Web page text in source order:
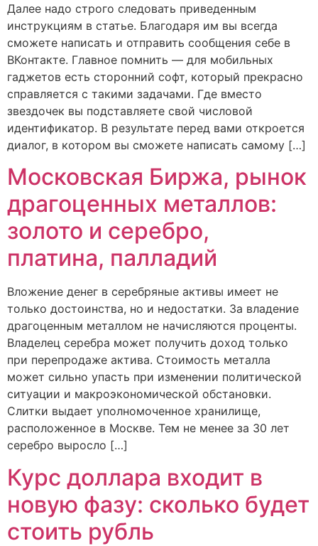
Далее надо строго следовать приведенным
инструкциям в статье. Благодаря им вы всегда
сможете написать и отправить сообщения себе в
ВКонтакте. Главное помнить — для мобильных
гаджетов есть сторонний софт, который прекрасно
справляется с такими задачами. Где вместо
звездочек вы подставляете свой числовой
идентификатор. В результате перед вами откроется
диалог, в котором вы сможете написать самому […]
Московская Биржа, рынок
драгоценных металлов:
золото и серебро,
платина, палладий
Вложение денег в серебряные активы имеет не
только достоинства, но и недостатки. За владение
драгоценным металлом не начисляются проценты.
Владелец серебра может получить доход только
при перепродаже актива. Стоимость металла
может сильно упасть при изменении политической
ситуации и макроэкономической обстановки.
Слитки выдает уполномоченное хранилище,
расположенное в Москве. Тем не менее за 30 лет
серебро выросло […]
Курс доллара входит в
новую фазу: сколько будет
стоить рубль